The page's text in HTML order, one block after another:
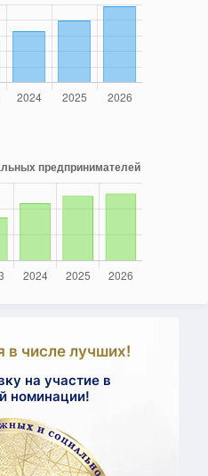
в числе лучших!
на участие в
номинации!